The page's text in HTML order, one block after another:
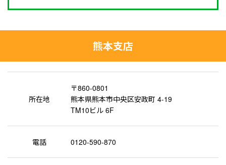
熊本支店
所在地
〒860-0801
熊本県熊本市中央区安政町 4-19
TM10ビル 6F
電話 0120-590-870